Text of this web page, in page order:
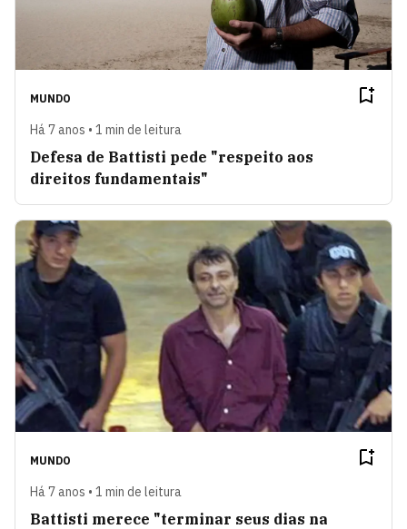
MUNDO
Há 7 anos • 1 min de leitura
Defesa de Battisti pede "respeito aos
direitos fundamentais"
MUNDO
Há 7 anos • 1 min de leitura
Battisti merece "terminar seus dias na